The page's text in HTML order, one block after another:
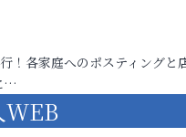
！各家庭へのポスティングと
…
WEB